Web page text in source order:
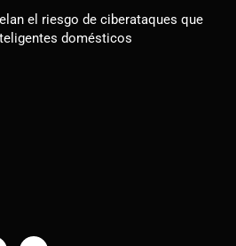
el riesgo de ciberataques que
domésticos